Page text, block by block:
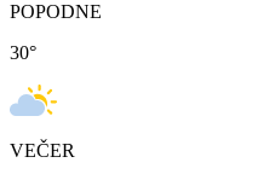
POPODNE
30°
VEČER